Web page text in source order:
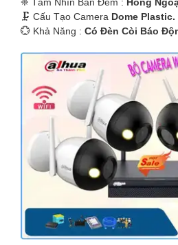
❈ Tầm Nhìn Ban Đêm : Hồng
🗜️ Cấu Tạo Camera Dome Plastic.
️💮 Khả Năng : Có Ðèn Còi Báo